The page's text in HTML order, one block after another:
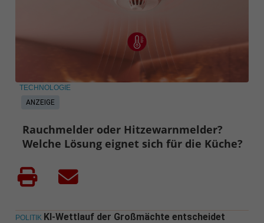
ANZEIGE
TECHNOLOGIE
Rauchmelder oder Hitzewarnmelder?
Welche Lösung eignet sich für die Küche?
POLITIK KI-Wettlauf der Großmächte entscheidet